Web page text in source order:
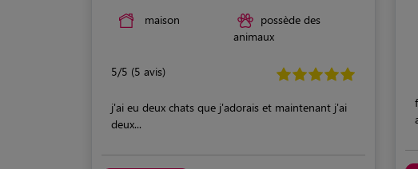
maison
possède des
animaux
5/5 (5 avis)
j'ai eu deux chats que j'adorais et maintenant j'ai
deux...